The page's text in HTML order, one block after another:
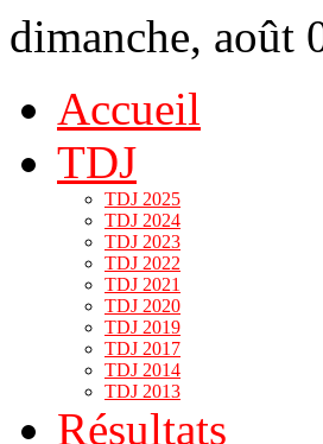
dimanche, août
Accueil
TDJ
TDJ 2025
TDJ 2024
TDJ 2023
TDJ 2022
TDJ 2021
TDJ 2020
TDJ 2019
TDJ 2017
TDJ 2014
TDJ 2013
Résultats